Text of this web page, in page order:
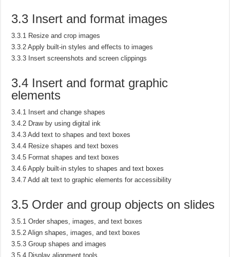
3.3 Insert and format images
3.3.1 Resize and crop images
3.3.2 Apply built-in styles and effects to images
3.3.3 Insert screenshots and screen clippings
3.4 Insert and format graphic
elements
3.4.1 Insert and change shapes
3.4.2 Draw by using digital ink
3.4.3 Add text to shapes and text boxes
3.4.4 Resize shapes and text boxes
3.4.5 Format shapes and text boxes
3.4.6 Apply built-in styles to shapes and text boxes
3.4.7 Add alt text to graphic elements for accessibility
3.5 Order and group objects on slides
3.5.1 Order shapes, images, and text boxes
3.5.2 Align shapes, images, and text boxes
3.5.3 Group shapes and images
3.5.4 Display alignment tools